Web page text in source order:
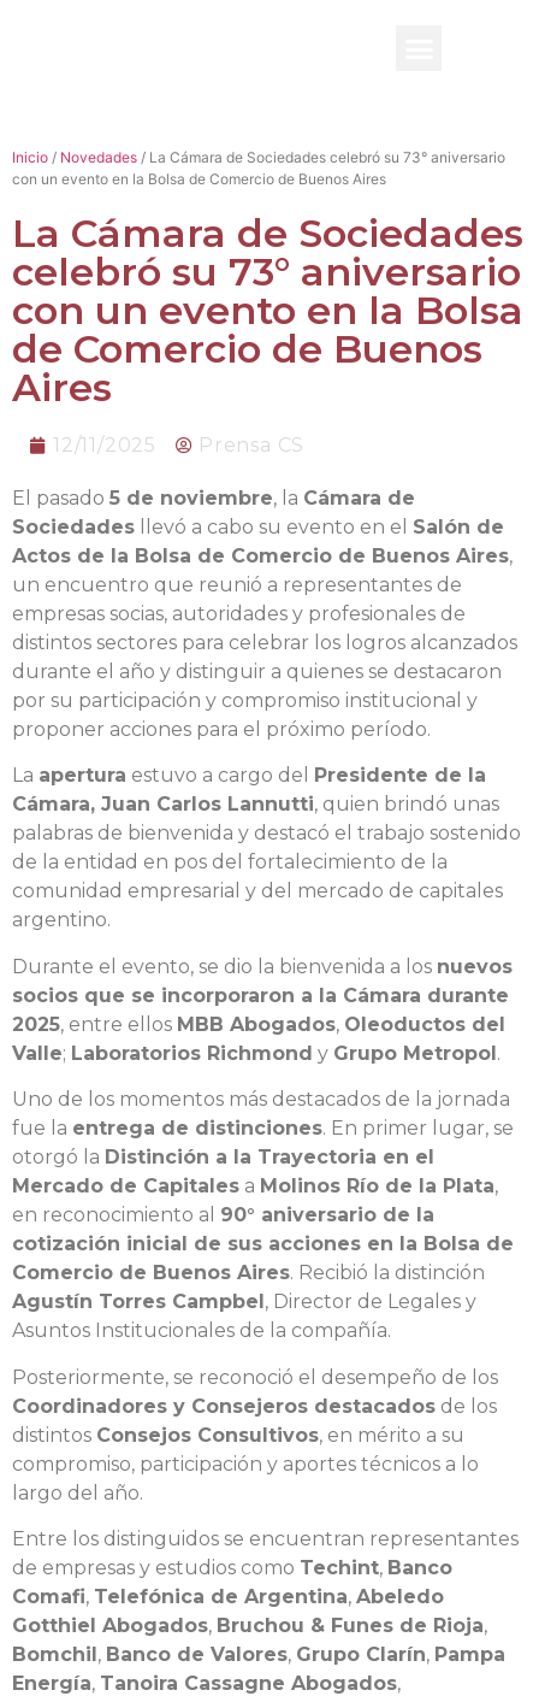
Inicio / Novedades / La Cámara de Sociedades celebró su 73° aniversario
con un evento en la Bolsa de Comercio de Buenos Aires
La Cámara de Sociedades
celebró su 73° aniversario
con un evento en la Bolsa
de Comercio de Buenos
Aires
12/11/2025 Prensa CS
El pasado 5 de noviembre, la Cámara de
Sociedades llevó a cabo su evento en el Salón de
Actos de la Bolsa de Comercio de Buenos Aires,
un encuentro que reunió a representantes de
empresas socias, autoridades y profesionales de
distintos sectores para celebrar los logros alcanzados
durante el año y distinguir a quienes se destacaron
por su participación y compromiso institucional y
proponer acciones para el próximo período.
La apertura estuvo a cargo del
Presidente de la
Cámara, Juan Carlos Lannutti, quien brindó unas
palabras de bienvenida y destacó el trabajo sostenido
de la entidad en pos del fortalecimiento de la
comunidad empresarial y del mercado de capitales
argentino.
Durante el evento, se dio la bienvenida a los nuevos
socios que se incorporaron a la Cámara durante
2025, entre ellos MBB Abogados, Oleoductos del
Valle; Laboratorios Richmond y Grupo Metropol.
Uno de los momentos más destacados de la jornada
fue la entrega de distinciones. En primer lugar, se
otorgó la Distinción a la Trayectoria en el
Mercado de Capitales a Molinos Río de la Plata,
en reconocimiento al 90° aniversario de la
cotización inicial de sus acciones en la Bolsa de
Comercio de Buenos Aires. Recibió la distinción
Agustín Torres Campbel , Director de Legales y
Asuntos Institucionales de la compañía.
Posteriormente, se reconoció el desempeño de los
Coordinadores y Consejeros destacados de los
distintos Consejos Consultivos, en mérito a su
compromiso, participación y aportes técnicos a lo
largo del año.
Entre los distinguidos se encuentran representantes
de empresas y estudios como Techint, Banco
Comafi, Telefónica de Argentina, Abeledo
Gotthiel Abogados, Bruchou & Funes de Rioja,
Bomchil, Banco de Valores, Grupo Clarín, Pampa
Energía, Tanoira Cassagne Abogados,